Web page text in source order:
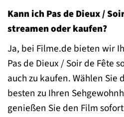
Kann ich Pas de Dieux /
streamen oder kaufen?
Ja, bei Filme.de bieten wir
Pas de Dieux / Soir de Fête
auch zu kaufen. Wählen Sie
besten zu Ihren
genießen Sie den Film